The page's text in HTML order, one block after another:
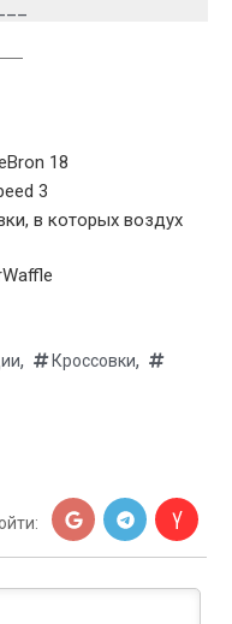
18
3
в которых воздух
, Кроссовки,